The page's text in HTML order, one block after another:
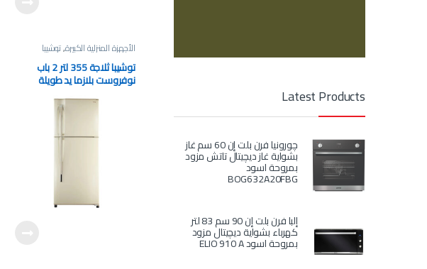
الأجهزة المنزلية الكبيرة,توشيبا
توشيبا ثلاجة 355 لتر 2 باب
نوفروست بلازما يد طويلة
Latest Products
چورونيا فرن بلت إن 60 سم غاز
بشواية غاز ديچيتال تاتش مزود
بمروحة اسود
BOG632A20FBG
إلبا فرن بلت إن 90 سم 83 لتر
كهرباء بشواية ديچيتال مزود
بمروحة اسود ELIO 910 A